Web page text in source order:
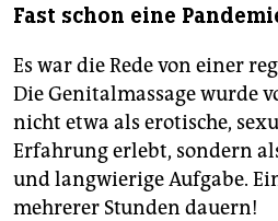
Fast schon eine
Es war die Rede von einer
Die Genitalmassage wurde
nicht etwa als erotische,
Erfahrung erlebt, sondern
und langwierige Aufgabe.
mehrerer Stunden dauern!